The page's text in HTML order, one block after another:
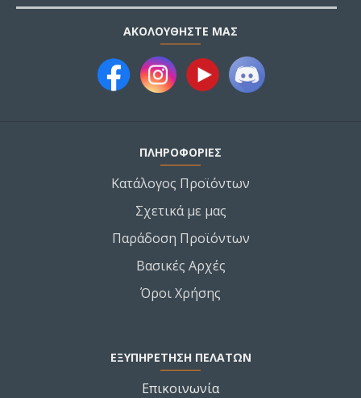
ΑΚΟΛΟΥΘΉΣΤΕ ΜΑΣ
ΠΛΗΡΟΦΟΡΙΕΣ
Κατάλογος Προϊόντων
Σχετικά με μας
Παράδοση Προϊόντων
Βασικές Αρχές
Όροι Χρήσης
ΕΞΥΠΗΡΕΤΗΣΗ ΠΕΛΑΤΩΝ
Επικοινωνία